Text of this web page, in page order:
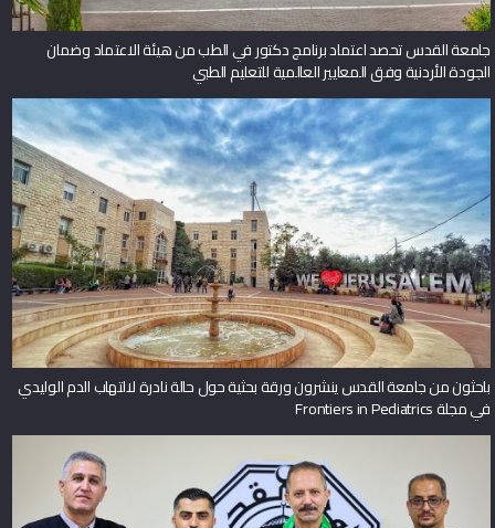
جامعة القدس تحصد اعتماد برنامج دكتور في الطب من هيئة الاعتماد وضمان
الجودة الأردنية وفق المعايير العالمية للتعليم الطبي
باحثون من جامعة القدس ينشرون ورقة بحثية حول حالة نادرة لالتهاب الدم الوليدي
في مجلة Frontiers in Pediatrics